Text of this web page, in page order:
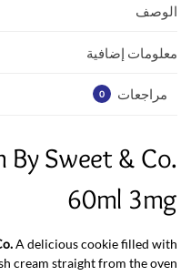
o
k
الوصف
معلومات إضافية
مراجعات 0
By Sweet & Co.
60ml 3mg
A delicious cookie filled with
cream straight from the oven